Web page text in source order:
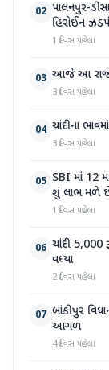
02 પાલનપુર-
હિરોઈન
1 દિવસ પહેલા
03 આજે આ
3 દિવસ પહેલા
04 ચાંદીના
3 દિવસ પહેલા
05 SBI માં 12
શું લાભ મળે
1 દિવસ પહેલા
06 ચાંદી 5,000
વધ્યા
2 દિવસ પહેલા
07 બાંકીપુર
આગળ
4 દિવસ પહેલા